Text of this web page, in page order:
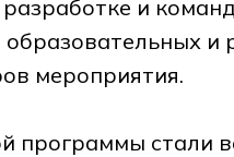
и
и
мероприятия.
программы стали